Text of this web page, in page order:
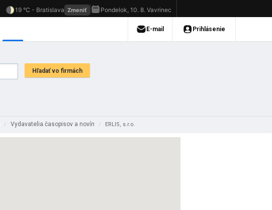
/ Vydavatelia časopisov a novín / ERLIS, s.r.o.